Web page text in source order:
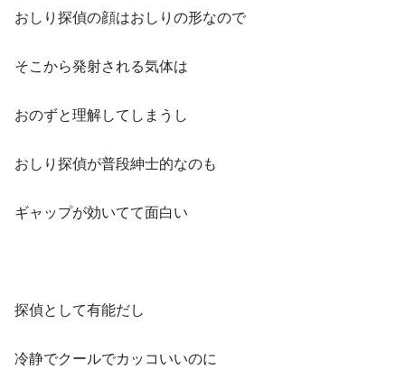
おしり探偵の顔はおしりの形なので
そこから発射される気体は
おのずと理解してしまうし
おしり探偵が普段紳士的なのも
ギャップが効いてて面白い
探偵として有能だし
冷静でクールでカッコいいのに